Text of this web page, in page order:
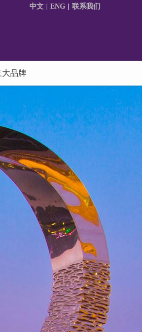
中文 ENG 联系我们
大品牌